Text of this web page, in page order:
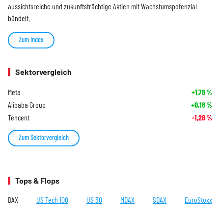
aussichtsreiche und zukunftsträchtige Aktien mit Wachstumspotenzial
bündelt.
Zum Index
Sektorvergleich
Meta +1,78%
Alibaba Group +0,18%
Tencent -1,28%
Zum Sektorvergleich
Tops & Flops
DAX US Tech 100 US 30 MDAX SDAX EuroStoxx